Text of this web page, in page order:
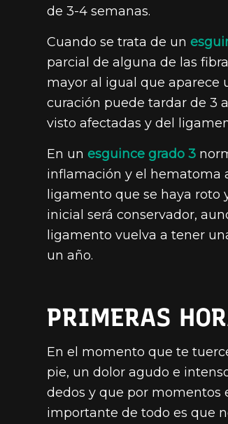
de 3-4 semanas.
Cuando se trata de un
parcial de alguna de las
mayor al igual que aparece
curación puede tardar de 3
visto afectadas y del
En un esguince grado 3
inflamación y el hematoma
ligamento que se haya
inicial será conservador,
ligamento vuelva a tener
un año.
PRIMERAS
En el momento que te
pie, un dolor agudo e
dedos y que por momentos
importante de todo es que